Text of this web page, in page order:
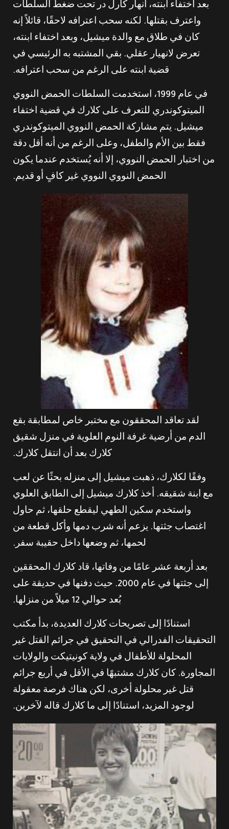
بعد اختفاء ابنته، انهار كارل در تحت ضغط السلطات
واعترف بقتلها. لكنه سحب اعترافه لاحقًا، قائلاً إنه
كان في طلاق مع والدة ميشيل، وبعد اختفاء ابنته،
تعرض لانهيار عقلي. بقي المشتبه به الرئيسي في
قضية ابنته على الرغم من سحب اعترافه.
في عام 1999، استخدمت السلطات الحمض النووي
الميتوكوندري للتعرف على كلارك في قضية اختفاء
ميشيل. يتم مشاركة الحمض النووي الميتوكوندري
فقط بين الأم والطفل، وعلى الرغم من أنه أقل دقة
من اختبار الحمض النووي، إلا أنه يُستخدم عندما يكون
الحمض النووي النووي غير كافٍ أو قديم.
لقد تعاقد المحققون مع مختبر خاص لمطابقة بقع
الدم من أرضية غرفة النوم العلوية في منزل شقيق
كلارك بعد أن انتقل كلارك.
وفقًا لكلارك، ذهبت ميشيل إلى منزله بحثًا عن لعب
مع ابنة شقيقه. أخذ كلارك ميشيل إلى الطابق العلوي
واستخدم سكين الطهي ليقطع حلقها، ثم حاول
اغتصاب جثتها. يزعم أنه شرب دمها وأكل قطعة من
لحمها، ثم وضعها داخل حقيبة سفر.
بعد أربعة عشر عامًا من وفاتها، قاد كلارك المحققين
إلى جثتها في عام 2000. حيث دفنها في حديقة على
بُعد حوالي 12 ميلاً من منزلها.
استنادًا إلى تصريحات كلارك العديدة، بدأ مكتب
التحقيقات الفدرالي في التحقيق في جرائم القتل غير
المحلولة للأطفال في ولاية كونيتيكت والولايات
المجاورة. كان كلارك مشتبهًا في الأقل في أربع جرائم
قتل غير محلولة أخرى، لكن هناك فرصة معقولة
لوجود المزيد، استنادًا إلى ما كلارك قاله لآخرين.